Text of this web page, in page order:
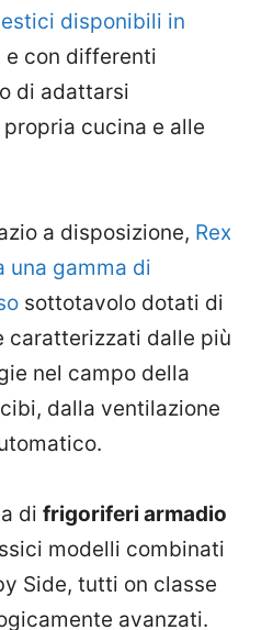
disponibili in
e con differenti
di adattarsi
cucina e alle
a disposizione, Rex
una gamma di
sottotavolo dotati di
caratterizzati dalle più
nel campo della
dalla ventilazione
di frigoriferi armadio
modelli combinati
Side, tutti on classe
avanzati.